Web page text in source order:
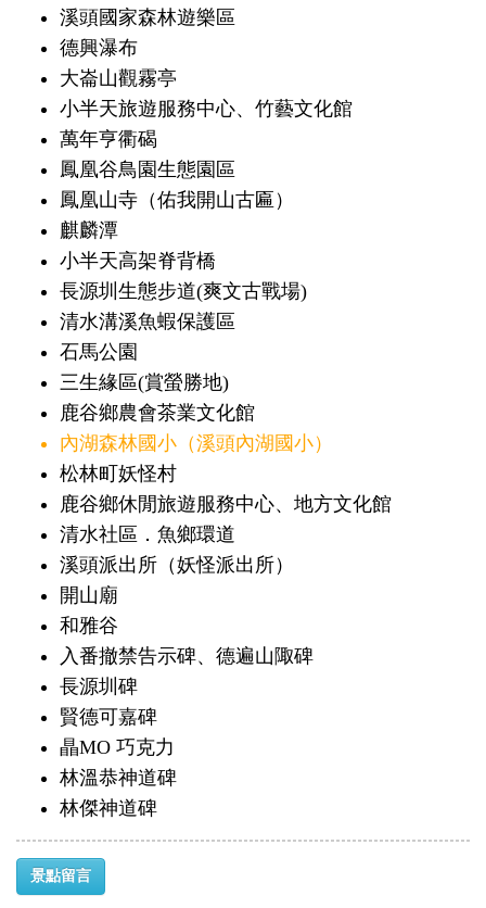
溪頭國家森林遊樂區
德興瀑布
大崙山觀霧亭
小半天旅遊服務中心、竹藝文化館
萬年亨衢碣
鳳凰谷鳥園生態園區
鳳凰山寺（佑我開山古匾）
麒麟潭
小半天高架脊背橋
長源圳生態步道(爽文古戰場)
清水溝溪魚蝦保護區
石馬公園
三生緣區(賞螢勝地)
鹿谷鄉農會茶業文化館
內湖森林國小（溪頭內湖國小）
松林町妖怪村
鹿谷鄉休閒旅遊服務中心、地方文化館
清水社區．魚鄉環道
溪頭派出所（妖怪派出所）
開山廟
和雅谷
入番撤禁告示碑、德遍山陬碑
長源圳碑
賢德可嘉碑
瞐MO 巧克力
林溫恭神道碑
林傑神道碑
景點留言